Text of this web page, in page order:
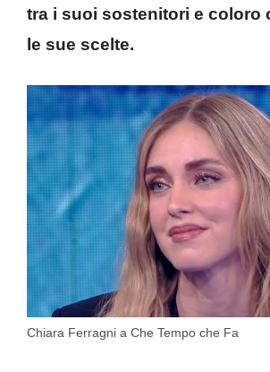
tra i suoi sostenitori e coloro
le sue scelte.
Chiara Ferragni a Che Tempo che Fa